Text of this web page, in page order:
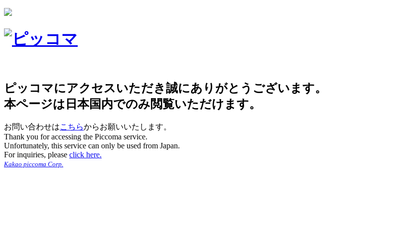
ピッコマにアクセスいただき誠にありがとうございます。
本ページは日本国内でのみ閲覧いただけます。
お問い合わせはこちらからお願いいたします。
Thank you for accessing the Piccoma service.
Unfortunately, this service can only be used from Japan.
For inquiries, please click here.
Kakao piccoma Corp.